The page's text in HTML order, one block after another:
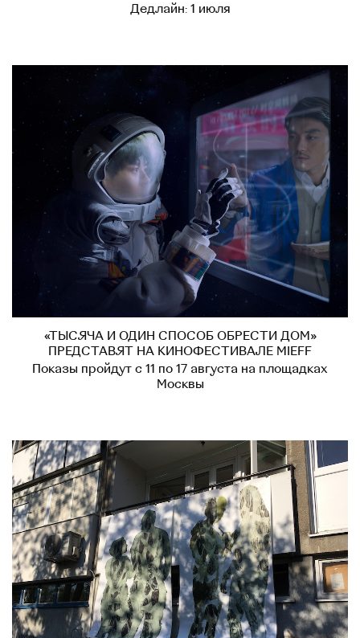
Дедлайн: 1 июля
«ТЫСЯЧА И ОДИН СПОСОБ ОБРЕСТИ ДОМ»
ПРЕДСТАВЯТ НА КИНОФЕСТИВАЛЕ MIEFF
Показы пройдут с 11 по 17 августа на площадках
Москвы